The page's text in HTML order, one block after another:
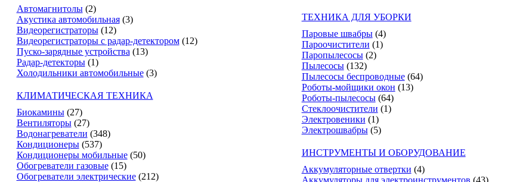
Автомагнитолы (2)
Акустика автомобильная (3)
Видеорегистраторы (12)
Видеорегистраторы с радар-детектором (12)
Пуско-зарядные устройства (13)
Радар-детекторы (1)
Холодильники автомобильные (3)
КЛИМАТИЧЕСКАЯ ТЕХНИКА
Биокамины (27)
Вентиляторы (27)
Водонагреватели (348)
Кондиционеры (537)
Кондиционеры мобильные (50)
Обогреватели газовые (15)
Обогреватели электрические (212)
ТЕХНИКА ДЛЯ УБОРКИ
Паровые швабры (4)
Пароочистители (1)
Паропылесосы (2)
Пылесосы (132)
Пылесосы беспроводные (64)
Роботы-мойщики окон (13)
Роботы-пылесосы (64)
Стеклоочистители (1)
Электровеники (1)
Электрошвабры (5)
ИНСТРУМЕНТЫ И ОБОРУДОВАНИЕ
Аккумуляторные отвертки (4)
Аккумуляторы для электроинструментов (43)